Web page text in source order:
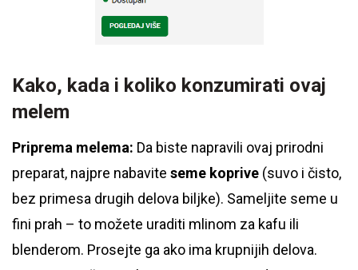
Kako, kada i koliko konzumirati ovaj
melem
Priprema melema: Da biste napravili ovaj prirodni
preparat, najpre nabavite seme koprive (suvo i čisto,
bez primesa drugih delova biljke). Sameljite seme u
fini prah – to možete uraditi mlinom za kafu ili
blenderom. Prosejte ga ako ima krupnijih delova.